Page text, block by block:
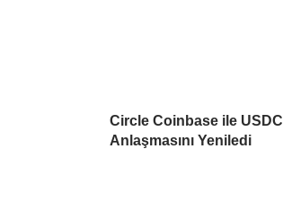
Circle Coinbase ile USDC
Anlaşmasını Yeniledi